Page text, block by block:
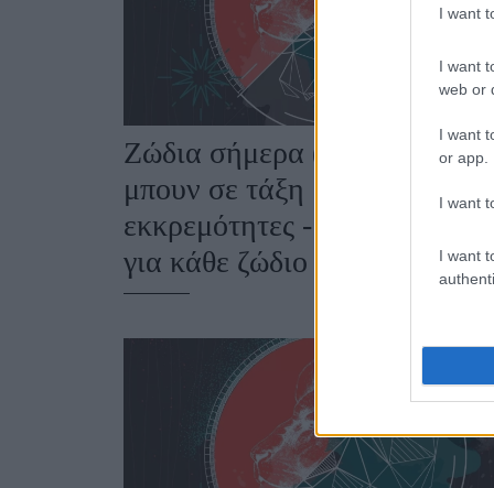
I want
I want
web or
I want
or app.
I want
I want
Ζώδια σήμερα (8/8):
μπουν σε τάξη μικρές
εκκρεμότητες - Τι προβλέπεται
για κάθε ζώδιο